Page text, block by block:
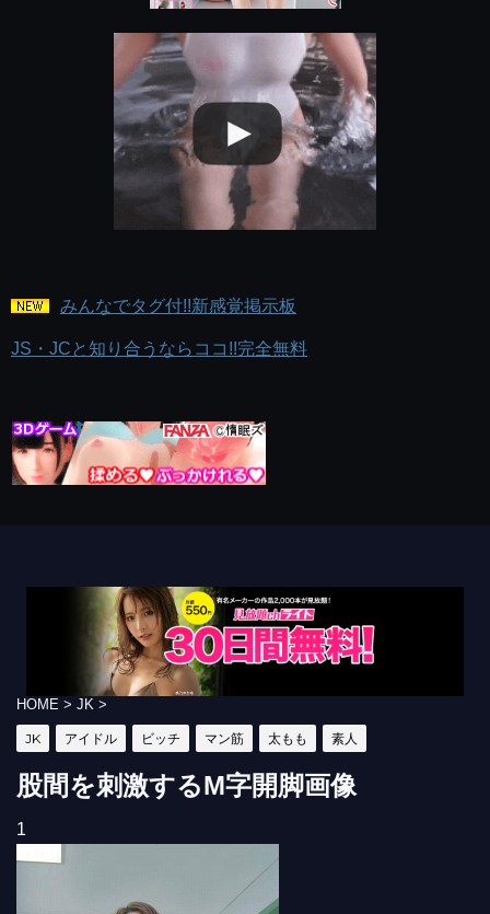
みんなでタグ付!!新感覚掲示板
JS・JCと知り合うならココ!!完全無料
HOME > JK >
JK アイドル ビッチ マン筋 太もも 素人
股間を刺激するM字開脚画像
1